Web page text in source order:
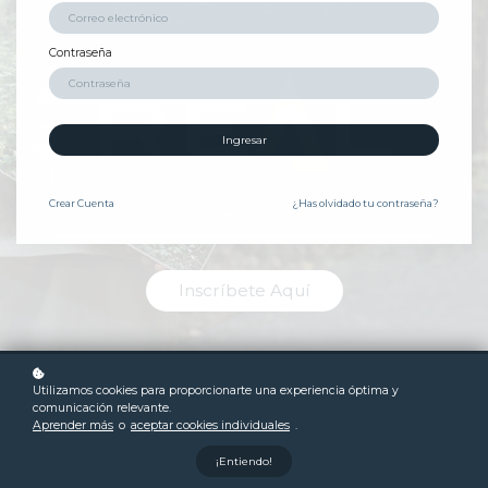
Inscríbete Aquí
Utilizamos cookies para proporcionarte una experiencia óptima y
comunicación relevante.
Aprender más o aceptar cookies individuales .
¡Entiendo!
Contraseña
Ingresar
CrearCuenta ¿Has olvidado tu contraseña?